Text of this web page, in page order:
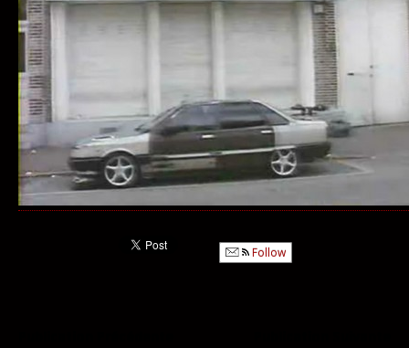
Follow